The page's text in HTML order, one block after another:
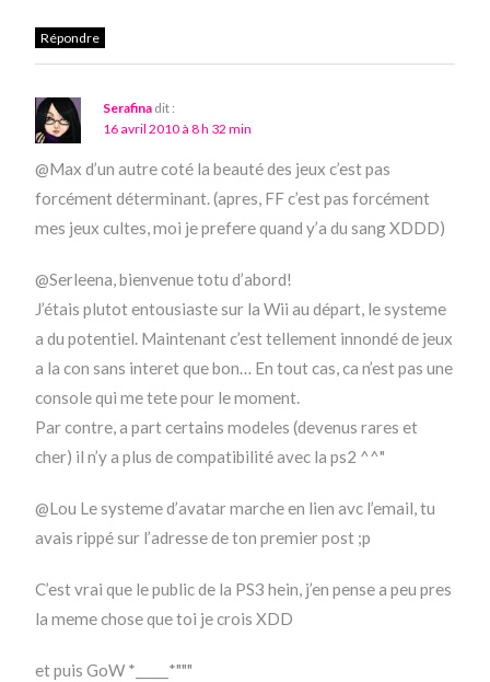
Répondre
Serafina dit :
16 avril 2010 à 8 h 32 min
@Max d’un autre coté la beauté des jeux c’est pas
forcément déterminant. (apres, FF c’est pas forcément
mes jeux cultes, moi je prefere quand y’a du sang XDDD)
@Serleena, bienvenue totu d’abord!
J’étais plutot entousiaste sur la Wii au départ, le systeme
a du potentiel. Maintenant c’est tellement innondé de jeux
a la con sans interet que bon… En tout cas, ca n’est pas une
console qui me tete pour le moment.
Par contre, a part certains modeles (devenus rares et
cher) il n’y a plus de compatibilité avec la ps2 ^^"
@Lou Le systeme d’avatar marche en lien avc l’email, tu
avais rippé sur l’adresse de ton premier post ;p
C’est vrai que le public de la PS3 hein, j’en pense a peu pres
la meme chose que toi je crois XDD
et puis GoW *_____*"""